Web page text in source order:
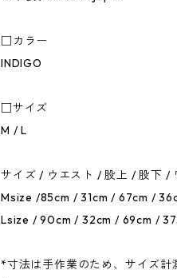
□カラー
INDIGO
□サイズ
M / L
サイズ / ウエスト / 股上 / 股下 /
Msize /85cm / 31cm / 67cm /
Lsize / 90cm / 32cm / 69cm /
*寸法は手作業のため、サイズ